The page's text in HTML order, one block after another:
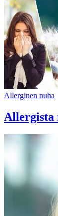
Allerginen nuha
Allergista